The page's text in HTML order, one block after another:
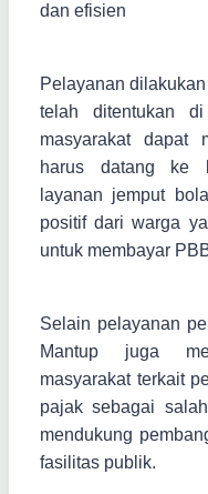
dan efisien
Pelayanan
telah ditentukan
masyarakat dapat
harus datang ke
layanan jemput
positif dari warga
untuk membayar
Selain pelayanan
Mantup juga
masyarakat terkait
pajak sebagai
mendukung
fasilitas publik.